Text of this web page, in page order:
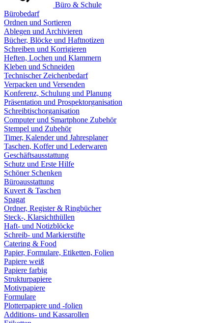
Büro & Schule
Bürobedarf
Ordnen und Sortieren
Ablegen und Archivieren
Bücher, Blöcke und Haftnotizen
Schreiben und Korrigieren
Heften, Lochen und Klammern
Kleben und Schneiden
Technischer Zeichenbedarf
Verpacken und Versenden
Konferenz, Schulung und Planung
Präsentation und Prospektorganisation
Schreibtischorganisation
Computer und Smartphone Zubehör
Stempel und Zubehör
Timer, Kalender und Jahresplaner
Taschen, Koffer und Lederwaren
Geschäftsausstattung
Schutz und Erste Hilfe
Schöner Schenken
Büroausstattung
Kuvert & Taschen
Spagat
Ordner, Register & Ringbücher
Steck-, Klarsichthüllen
Haft- und Notizblöcke
Schreib- und Markierstifte
Catering & Food
Papier, Formulare, Etiketten, Folien
Papiere weiß
Papiere farbig
Strukturpapiere
Motivpapiere
Formulare
Plotterpapiere und -folien
Additions- und Kassarollen